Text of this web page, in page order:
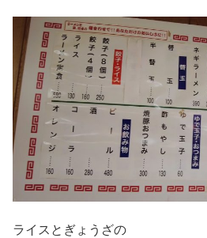
ライスとぎょうざの